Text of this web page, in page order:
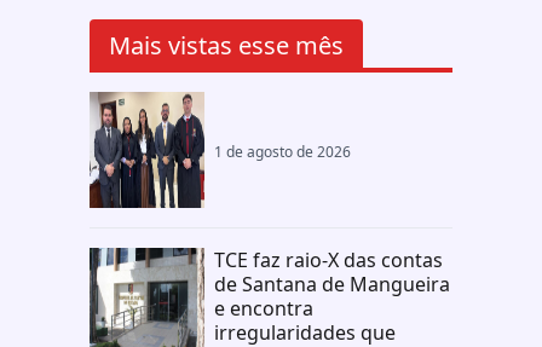
Mais vistas esse mês
1 de agosto de 2026
TCE faz raio-X das contas
de Santana de Mangueira
e encontra
irregularidades que